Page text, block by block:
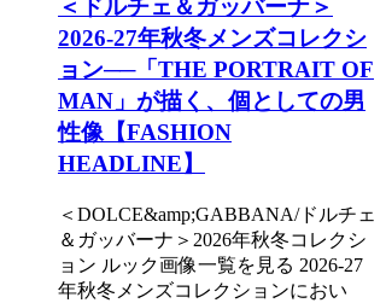
＜ドルチェ＆ガッバーナ＞
2026-27年秋冬メンズコレクシ
ョン──「THE PORTRAIT OF
MAN」が描く、個としての男
性像【FASHION
HEADLINE】
＜DOLCE&amp;GABBANA/ドルチェ
＆ガッバーナ＞2026年秋冬コレクシ
ョン ルック画像一覧を見る 2026-27
年秋冬メンズコレクションにおい